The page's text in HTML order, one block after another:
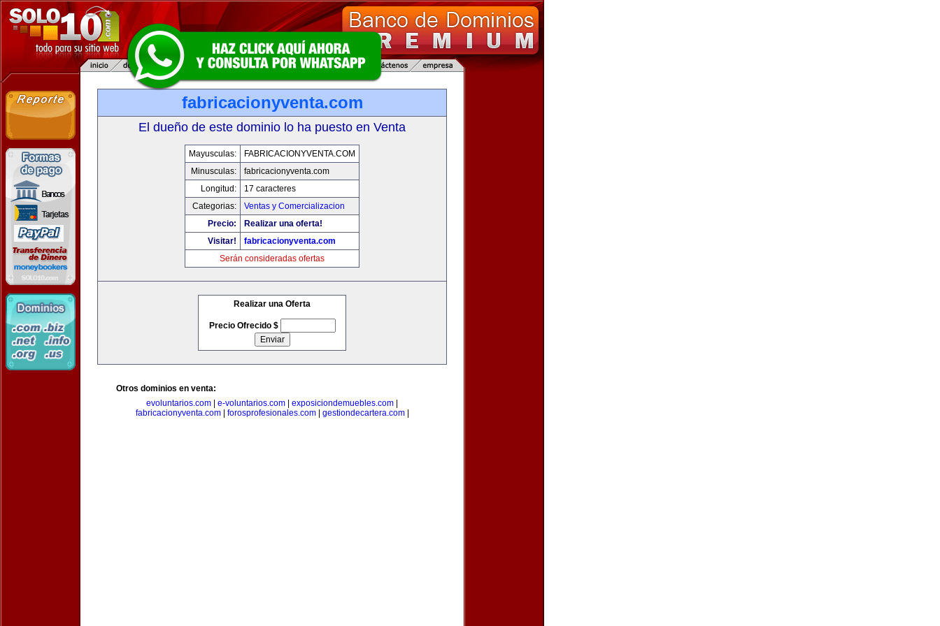
fabricacionyventa.com
El dueño de este dominio lo ha puesto en Venta
Mayusculas:
FABRICACIONYVENTA.COM
Minusculas:
fabricacionyventa.com
Longitud:
17 caracteres
Categorias:
Ventas y Comercializacion
Precio:
Realizar una oferta!
Visitar!
fabricacionyventa.com
Serán consideradas ofertas
Realizar una Oferta
Precio Ofrecido $
Otros dominios en venta:
evoluntarios.com
e-voluntarios.com exposiciondemuebles.com
fabricacionyventa.com| forosprofesionales.com| gestiondecartera.com|